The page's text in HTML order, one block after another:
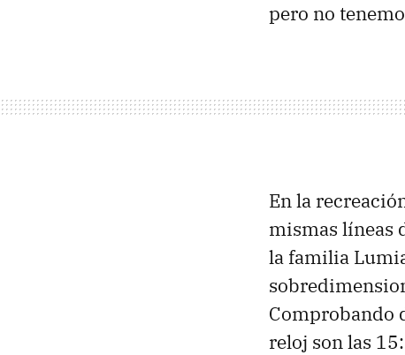
pero no
En la
mismas líneas
la familia
Comprobando
reloj son las